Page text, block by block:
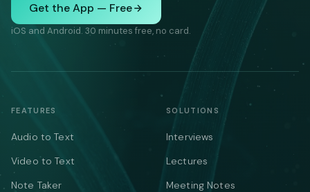
Get the App — Free
iOS and Android. 30 minutes free, no card.
FEATURES
Audio to Text
Video to Text
Note Taker
SOLUTIONS
Interviews
Lectures
Meeting Notes